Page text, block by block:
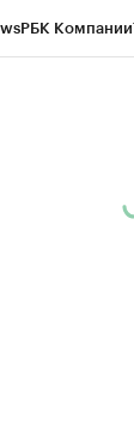
РБК Компании